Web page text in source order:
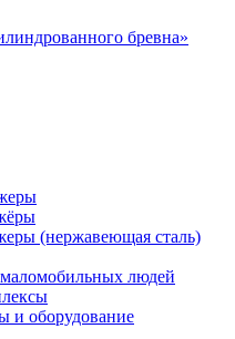
бревна»
(нержавеющая сталь)
людей
и оборудование